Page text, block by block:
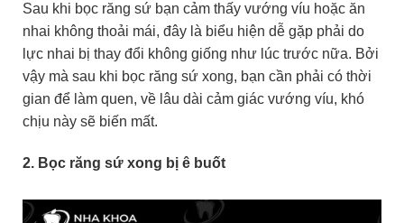
Sau khi bọc răng sứ bạn cảm thấy vướng víu hoặc ăn
nhai không thoải mái, đây là biểu hiện dễ gặp phải do
lực nhai bị thay đổi không giống như lúc trước nữa. Bởi
vậy mà sau khi bọc răng sứ xong, bạn cần phải có thời
gian để làm quen, về lâu dài cảm giác vướng víu, khó
chịu này sẽ biến mất.
2. Bọc răng sứ xong bị ê buốt